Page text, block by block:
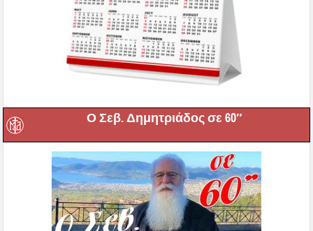
Ο Σεβ. Δημητριάδος σε 60″